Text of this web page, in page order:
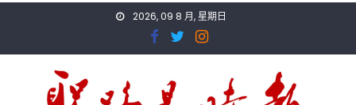
2026, 09 8 月, 星期日